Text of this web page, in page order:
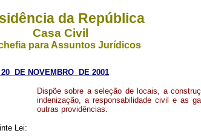
da República
Casa Civil
para Assuntos Jurídicos
20 DE NOVEMBRO DE 2001
Dispõe sobre a seleção de locais, a
indenização, a responsabilidade civil e as
outras providências.
Lei: